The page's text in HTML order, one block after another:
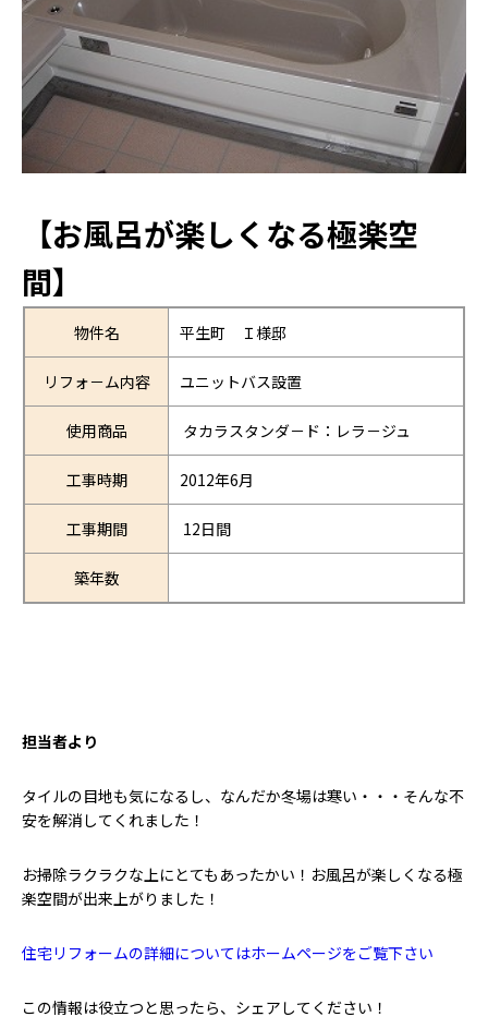
【お風呂が楽しくなる極楽空
間】
物件名 平生町 Ｉ様邸
リフォ－ム内容 ユニットバス設置
使用商品 タカラスタンダ－ド：レラ－ジュ
工事時期 2012年6月
工事期間 12日間
築年数
担当者より
タイルの目地も気になるし、なんだか冬場は寒い・・・そんな不
安を解消してくれました！
お掃除ラクラクな上にとてもあったかい！お風呂が楽しくなる極
楽空間が出来上がりました！
住宅リフォームの詳細についてはホームページをご覧下さい
この情報は役立つと思ったら、シェアしてください！